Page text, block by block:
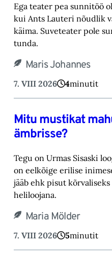
Ega teater pea sunnitöö
kui Ants Lauteri nõudlik
käima. Suveteater pole
tunda.‎
Maris Johannes
7. VIII 2026 4minutit
Mitu mustikat
ämbrisse?
Tegu on Urmas Sisaski
on eelkõige erilise
jääb ehk pisut
heliloojana.‎
Maria Mölder
7. VIII 2026 5minutit